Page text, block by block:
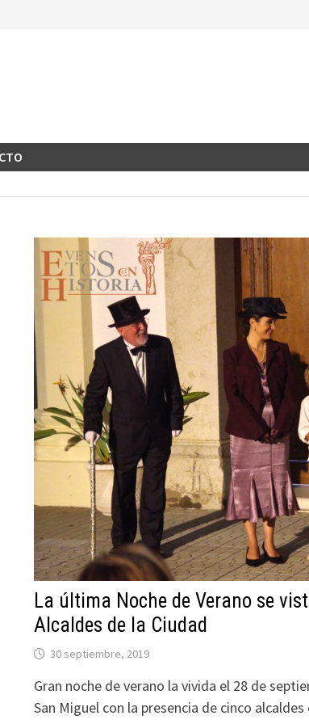
La última Noche de Verano se
Alcaldes de la Ciudad
30 septiembre, 2019
Gran noche de verano la vivida el 28 de
San Miguel con la presencia de cinco